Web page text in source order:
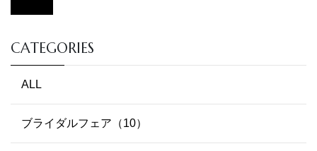
CATEGORIES
ALL
ブライダルフェア（10）